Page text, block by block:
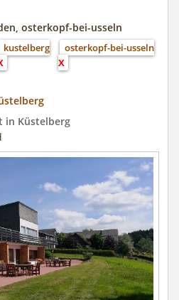
osterkopf-bei-usseln
kustelberg
osterkopf-bei-usseln
X
in Küstelberg